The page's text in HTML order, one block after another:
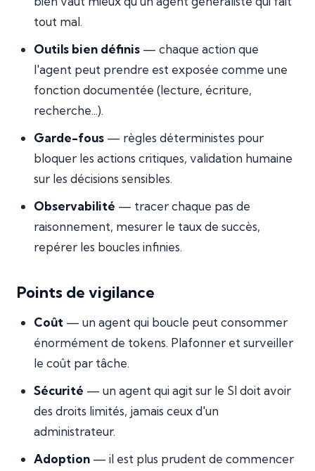
tout mal.
Outils bien définis — chaque action que
l'agent peut prendre est exposée comme une
fonction documentée (lecture, écriture,
recherche...).
Garde-fous — règles déterministes pour
bloquer les actions critiques, validation humaine
sur les décisions sensibles.
Observabilité — tracer chaque pas de
raisonnement, mesurer le taux de succès,
repérer les boucles infinies.
Points de vigilance
Coût — un agent qui boucle peut consommer
énormément de tokens. Plafonner et surveiller
le coût par tâche.
Sécurité — un agent qui agit sur le SI doit avoir
des droits limités, jamais ceux d'un
administrateur.
Adoption — il est plus prudent de commencer